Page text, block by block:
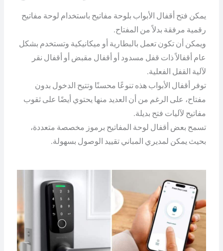
يمكن فتح أقفال الأبواب بلوحة مفاتيح باستخدام لوحة مفاتيح
رقمية مرفقة بدلاً من المفتاح.
ويمكن أن تكون تعمل بالبطارية أو ميكانيكية وتستخدم بشكل
عام أقفالاً ذات قفل مسدود أو أقفال مقبض أو أقفال نقر
لآلية القفل الفعلية.
توفر أقفال الأبواب هذه تنوعًا محسنًا وتتيح الدخول بدون
مفتاح، على الرغم من أن العديد منها يحتوي أيضًا على ثقوب
مفاتيح لآليات فتح بديلة.
تسمح بعض أقفال لوحة المفاتيح برموز مخصصة متعددة،
بحيث يمكن لمديري المباني تقييد الوصول بسهولة.